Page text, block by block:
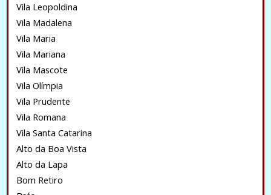
Vila Leopoldina
Vila Madalena
Vila Maria
Vila Mariana
Vila Mascote
Vila Olímpia
Vila Prudente
Vila Romana
Vila Santa Catarina
Alto da Boa Vista
Alto da Lapa
Bom Retiro